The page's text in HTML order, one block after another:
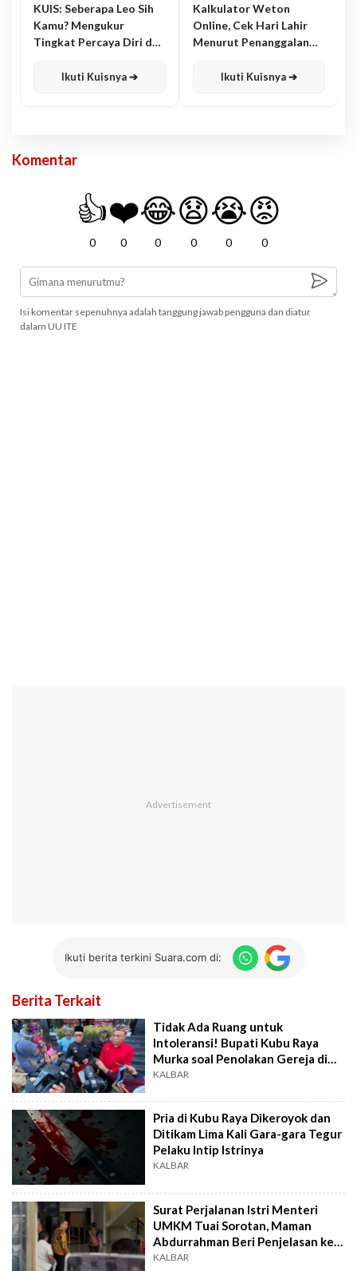
KUIS: Seberapa Leo Sih
Kamu? Mengukur
Tingkat Percaya Diri dan
Ikuti Kuisnya ➔
Kalkulator Weton
Online, Cek Hari Lahir
Menurut Penanggalan
Ikuti Kuisnya ➔
Komentar
👍
0
❤️
0
😂
0
😧
0
😭
0
😡
0
Isi komentar sepenuhnya adalah tanggung jawab pengguna dan diatur
dalam UU ITE
Ikuti berita terkini Suara.com di:
Berita Terkait
Tidak Ada Ruang untuk
Intoleransi! Bupati Kubu Raya
Murka soal Penolakan Gereja di
Desa Kapur
KALBAR
Pria di Kubu Raya Dikeroyok dan
Ditikam Lima Kali Gara-gara Tegur
Pelaku Intip Istrinya
KALBAR
Surat Perjalanan Istri Menteri
UMKM Tuai Sorotan, Maman
Abdurrahman Beri Penjelasan ke
KPK
KALBAR